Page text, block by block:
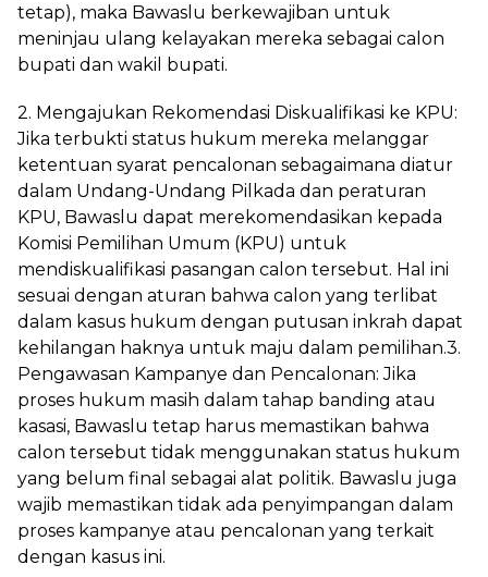
tetap), maka Bawaslu berkewajiban untuk
meninjau ulang kelayakan mereka sebagai calon
bupati dan wakil bupati.
2. Mengajukan Rekomendasi Diskualifikasi ke KPU:
Jika terbukti status hukum mereka melanggar
ketentuan syarat pencalonan sebagaimana diatur
dalam Undang-Undang Pilkada dan peraturan
KPU, Bawaslu dapat merekomendasikan kepada
Komisi Pemilihan Umum (KPU) untuk
mendiskualifikasi pasangan calon tersebut. Hal ini
sesuai dengan aturan bahwa calon yang terlibat
dalam kasus hukum dengan putusan inkrah dapat
kehilangan haknya untuk maju dalam pemilihan.3.
Pengawasan Kampanye dan Pencalonan: Jika
proses hukum masih dalam tahap banding atau
kasasi, Bawaslu tetap harus memastikan bahwa
calon tersebut tidak menggunakan status hukum
yang belum final sebagai alat politik. Bawaslu juga
wajib memastikan tidak ada penyimpangan dalam
proses kampanye atau pencalonan yang terkait
dengan kasus ini.